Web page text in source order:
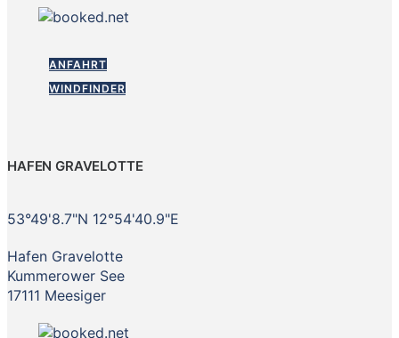
ANFAHRT
WINDFINDER
HAFEN GRAVELOTTE
53°49'8.7"N 12°54'40.9"E
Hafen Gravelotte
Kummerower See
17111 Meesiger